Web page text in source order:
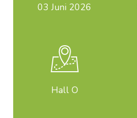
03 Juni 2026
Hall O